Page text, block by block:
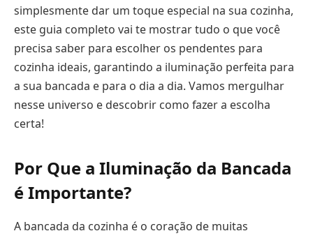
simplesmente dar um toque especial na sua cozinha,
este guia completo vai te mostrar tudo o que você
precisa saber para escolher os pendentes para
cozinha ideais, garantindo a iluminação perfeita para
a sua bancada e para o dia a dia. Vamos mergulhar
nesse universo e descobrir como fazer a escolha
certa!
Por Que a Iluminação da Bancada
é Importante?
A bancada da cozinha é o coração de muitas